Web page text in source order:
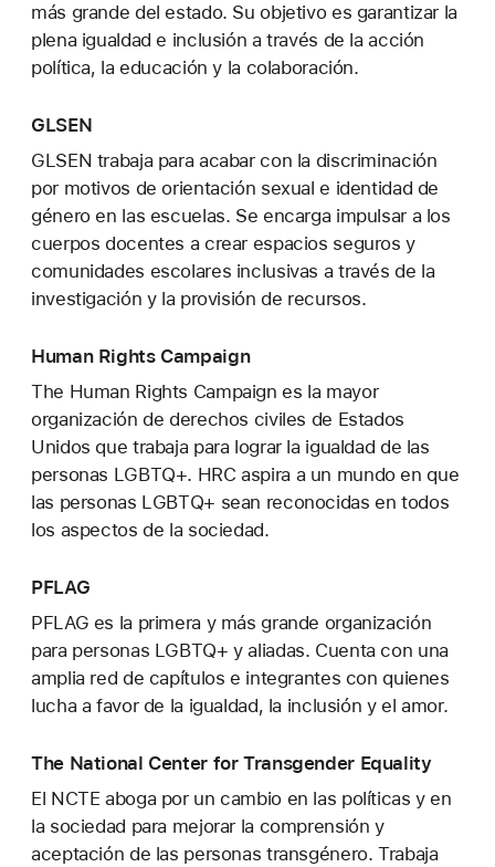
más grande del estado. Su objetivo es garantizar la
plena igualdad e inclusión a través de la acción
política, la educación y la colaboración.
GLSEN
GLSEN trabaja para acabar con la discriminación
por motivos de orientación sexual e identidad de
género en las escuelas. Se encarga impulsar a los
cuerpos docentes a crear espacios seguros y
comunidades escolares inclusivas a través de la
investigación y la provisión de recursos.
Human Rights Campaign
The Human Rights Campaign es la mayor
organización de derechos civiles de Estados
Unidos que trabaja para lograr la igualdad de las
personas LGBTQ+. HRC aspira a un mundo en que
las personas LGBTQ+ sean reconocidas en todos
los aspectos de la sociedad.
PFLAG
PFLAG es la primera y más grande organización
para personas LGBTQ+ y aliadas. Cuenta con una
amplia red de capítulos e integrantes con quienes
lucha a favor de la igualdad, la inclusión y el amor.
The National Center for Transgender Equality
El NCTE aboga por un cambio en las políticas y en
la sociedad para mejorar la comprensión y
aceptación de las personas transgénero. Trabaja